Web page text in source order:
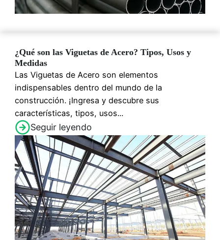
¿Qué son las Viguetas de Acero? Tipos, Usos y
Medidas
Las Viguetas de Acero son elementos
indispensables dentro del mundo de la
construcción. ¡Ingresa y descubre sus
características, tipos, usos...
Seguir leyendo